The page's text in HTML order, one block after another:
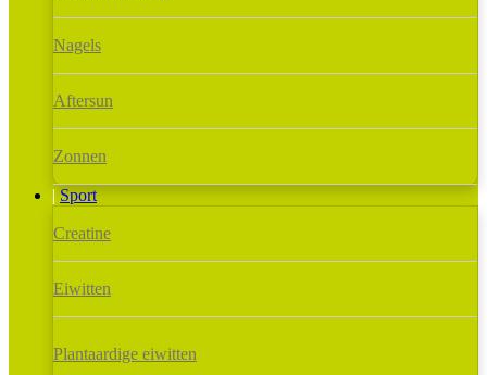
Nagels
Aftersun
Zonnen
Sport
Creatine
Eiwitten
Plantaardige eiwitten